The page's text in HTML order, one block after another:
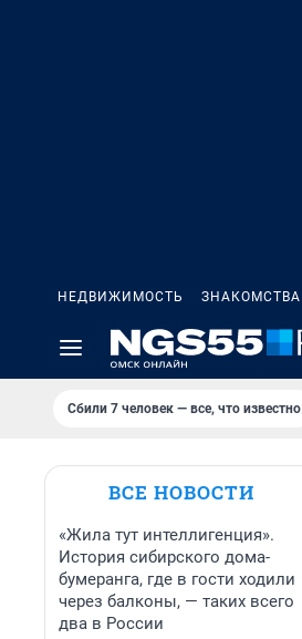
НЕДВИЖИМОСТЬ ЗНАКОМСТВА
Сбили 7 человек — все, что известно
ВСЕ НОВОСТИ
«Жила тут интеллигенция».
История сибирского дома-
бумеранга, где в гости ходили
через балконы, — таких всего
два в России